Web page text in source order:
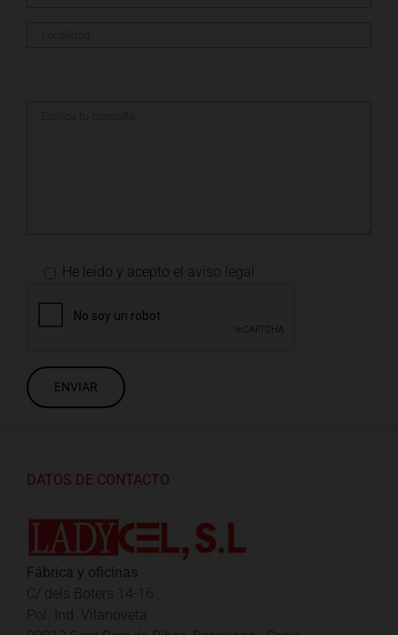
He leído y acepto el aviso legal
DATOS DE CONTACTO
Fábrica y oficinas
C/ dels Boters 14-16
Pol. Ind. Vilanoveta